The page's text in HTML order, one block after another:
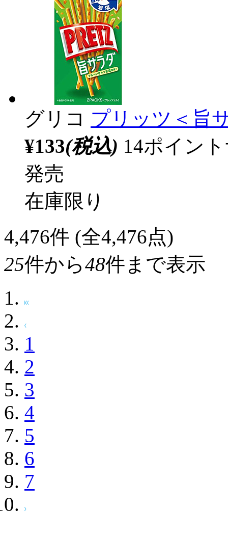
グリコ プリッツ＜旨
¥133(税込) 14ポイン
発売
在庫限り
4,476件 (全4,476点)
25件から48件まで表示
1
2
3
4
5
6
7